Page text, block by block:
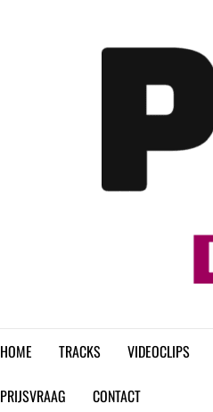
HOME TRACKS VIDEOCLIPS
PRIJSVRAAG CONTACT